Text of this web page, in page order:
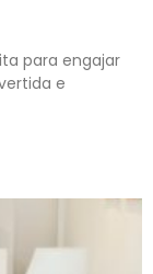
para engajar
e